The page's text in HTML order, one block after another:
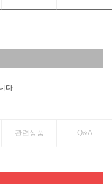
다.
관련상품 Q&A